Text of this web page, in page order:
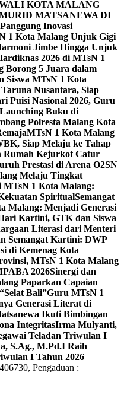
KOTA MALANG
MATSANEWA DI
Panggung Inovasi
1 Kota Malang Unjuk Gigi
Jimbe Hingga Unjuk
2026 di MTsN 1
Borong 5 Juara dalam
Siswa MTsN 1 Kota
Nusantara, Siap
Puisi Nasional 2026, Guru
Buku di
Polresta Malang Kota
MTsN 1 Kota Malang
Siap Melaju ke Tahap
Rumah Kejurkot Catur
Prestasi di Arena O2SN
Melaju Tingkat
MTsN 1 Kota Malang:
SpiritualSemangat
Malang: Menjadi Generasi
Kartini, GTK dan Siswa
Literasi dari Menteri
Semangat Kartini: DWP
di Kemenag Kota
MTsN 1 Kota Malang
2026Sinergi dan
Paparkan Capaian
Bali”Guru MTsN 1
Generasi Literat di
Ikuti Bimbingan
IntegritasIrma Mulyanti,
Teladan Triwulan I
S.Ag., M.Pd.I Raih
I Tahun 2026
Pengaduan :